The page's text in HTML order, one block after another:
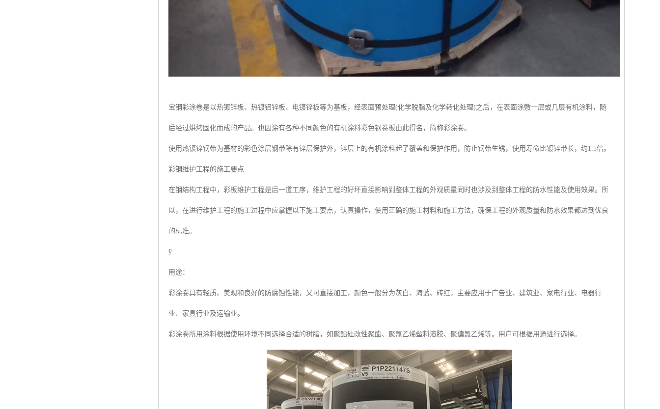
宝钢彩涂卷是以热镀锌板、热镀铝锌板、电镀锌板等为基板，经表面预处理(化学脱脂及化学转化处理)之后，在表面涂敷一层或几层有机涂料，随
后经过烘烤固化而成的产品。也因涂有各种不同颜色的有机涂料彩色钢卷板由此得名，简称彩涂卷。
使用热镀锌钢带为基材的彩色涂层钢带除有锌层保护外，锌层上的有机涂料起了覆盖和保护作用，防止钢带生锈，使用寿命比镀锌带长，约1.5倍。
彩钢维护工程的施工要点
在钢结构工程中，彩板维护工程是后一道工序，维护工程的好坏直接影响到整体工程的外观质量同时也涉及到整体工程的防水性能及使用效果。所
以，在进行维护工程的施工过程中应掌握以下施工要点，认真操作，使用正确的施工材料和施工方法，确保工程的外观质量和防水效果都达到优良
的标准。
ÿ
用途：
彩涂卷具有轻质、美观和良好的防腐蚀性能，又可直接加工，颜色一般分为灰白、海蓝、砖红，主要应用于广告业、建筑业、家电行业、电器行
业、家具行业及运输业。
彩涂卷所用涂料根据使用环境不同选择合适的树脂，如聚酯硅改性聚酯、聚氯乙烯塑料溶胶、聚偏氯乙烯等。用户可根据用途进行选择。